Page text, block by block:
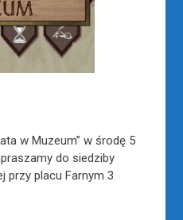
w Muzeum” w środę 5
do siedziby
przy placu Farnym 3